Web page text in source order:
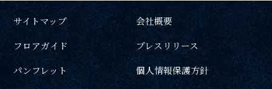
サイトマップ
会社概要
フロアガイド
プレスリリース
パンフレット
個人情報保護方針